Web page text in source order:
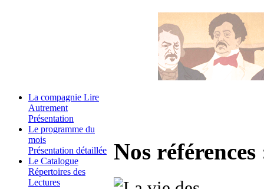
La compagnie Lire
Autrement
Présentation
Le programme du
mois
Présentation détaillée
Le Catalogue
Répertoires des
Lectures
Nos